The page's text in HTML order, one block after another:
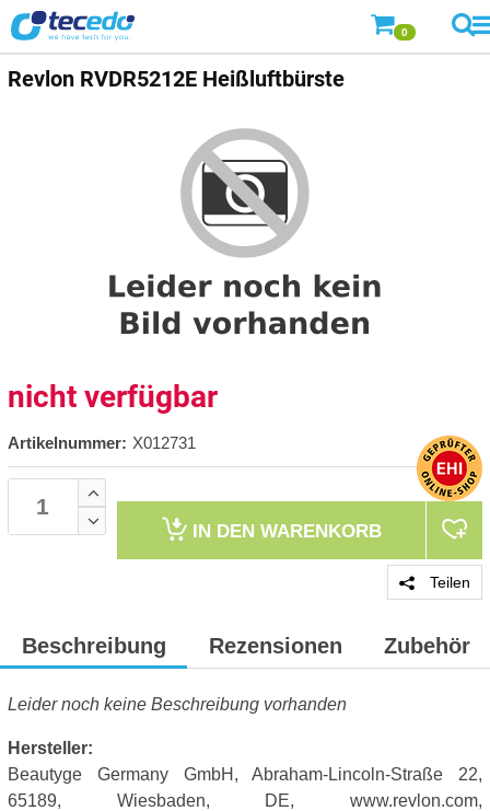
0
Revlon RVDR5212E Heißluftbürste
nicht verfügbar
Artikelnummer: X012731
IN DEN WARENKORB
Teilen
Beschreibung Rezensionen Zubehör
Leider noch keine Beschreibung vorhanden
Hersteller:
Beautyge Germany GmbH, Abraham-Lincoln-Straße 22,
65189, Wiesbaden, DE, www.revlon.com,